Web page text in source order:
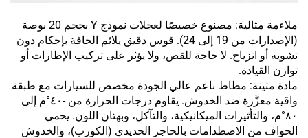
ملاءمة مثالية: مصنوع خصيصًا لعجلات نموذج Y بحجم 20 بوصة
(الإصدارات من 19 إلى 24). قوس دقيق يلائم الحافة بإحكام دون
تشويه أو انزياح. لا حاجة للقص، ولا يؤثر على تركيب الإطارات أو
توازن القيادة.
مادة متينة: مطاط ناعم عالي الجودة مخصص للسيارات مع طبقة
واقية معزَّزة ضد الخدوش. يقاوم درجات الحرارة من -٤٠°م إلى
٨٠°م، والتأثيرات الميكانيكية، والتآكل، وبهتان اللون. يحمي
الحواف من الاصطدامات بالحاجز الحديدي (الكورب)، والخدوش